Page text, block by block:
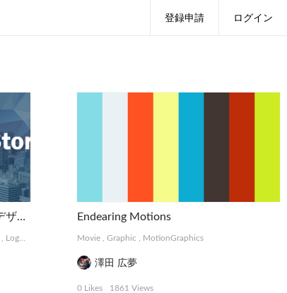
登録申請 ログイン
PRISM | 抽象的な難題に取り組むデザインコレクティブ
Logo, Card Photograph
Endearing Motions
Movie ,Graphic MotionGraphics
澤田 広夢
0 Likes 1861 Views